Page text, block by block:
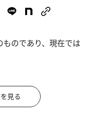
のであり、現在では
見る